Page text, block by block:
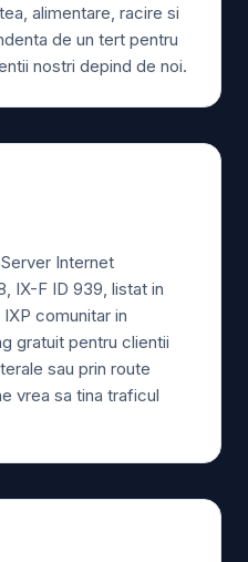
alimentare, racire si
de un tert pentru
nostri depind de noi.
Internet
IX-F ID 939, listat in
comunitar in
gratuit pentru clientii
sau prin route
vrea sa tina traficul